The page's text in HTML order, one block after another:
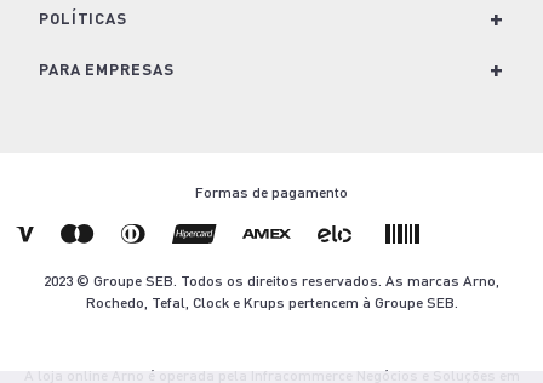
Para Casa
Ofertas Arno
Nossa História e Marcas
Conheça o Groupe SEB
Contato
POLÍTICAS +
Política de Privacidade
Aviso Legal
PARA EMPRESAS +
Formas de pagamento
2023 © Groupe SEB. Todos os direitos reservados. As marcas Arno,
Rochedo, Tefal, Clock e Krups pertencem à Groupe SEB.
A loja online Arno é operada pela Infracommerce Negócios e Soluções em